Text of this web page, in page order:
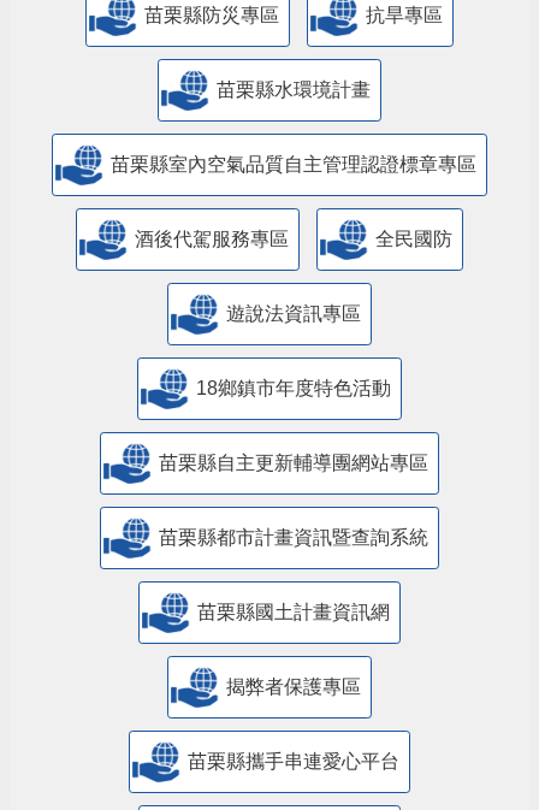
苗栗縣防災專區 抗旱專區
苗栗縣水環境計畫
苗栗縣室內空氣品質自主管理認證標章專區
酒後代駕服務專區 全民國防
遊說法資訊專區
18鄉鎮市年度特色活動
苗栗縣自主更新輔導團網站專區
苗栗縣都市計畫資訊暨查詢系統
苗栗縣國土計畫資訊網
揭弊者保護專區
苗栗縣攜手串連愛心平台